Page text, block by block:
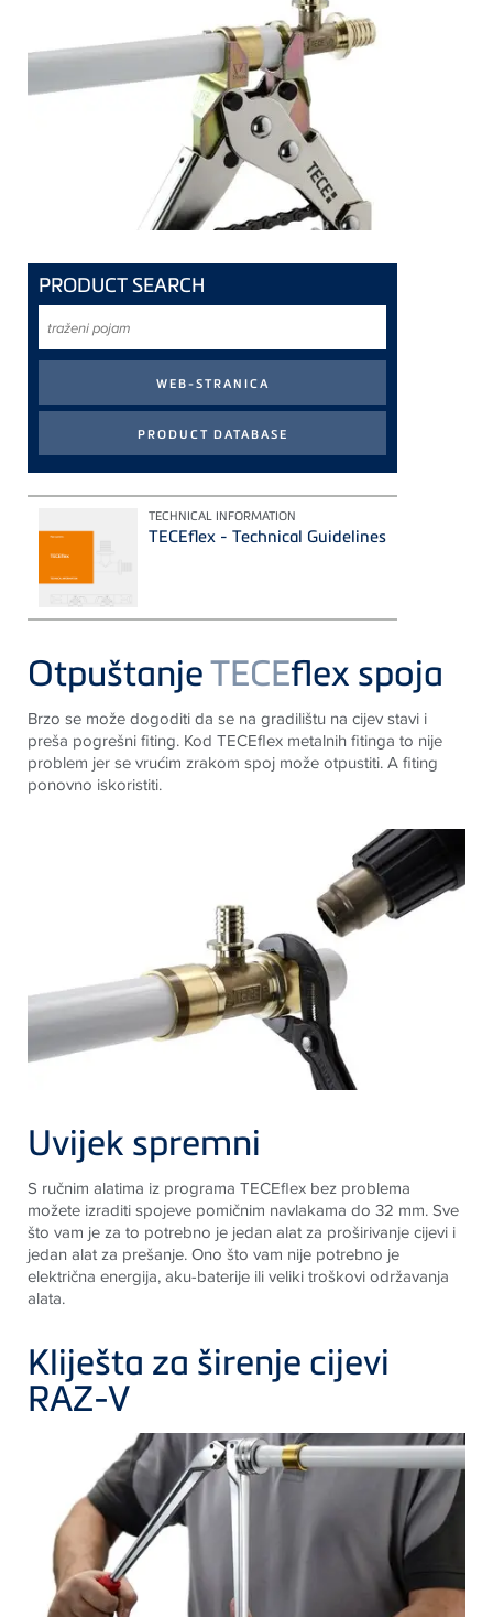
PRODUCT SEARCH
pojam
TECHNICAL INFORMATION
TECEflex - Technical Guidelines
OtpuštanjeTECEflex spoja
Brzo se može dogoditi da se na gradilištu na cijev stavi i
preša pogrešni fiting. Kod TECEflex metalnih fitinga to nije
problem jer se vrućim zrakom spoj može otpustiti. A fiting
ponovno iskoristiti.
Uvijek spremni
S ručnim alatima iz programa TECEflex bez problema
možete izraditi spojeve pomičnim navlakama do 32 mm. Sve
što vam je za to potrebno je jedan alat za proširivanje cijevi i
jedan alat za prešanje. Ono što vam nije potrebno je
električna energija, aku-baterije ili veliki troškovi održavanja
alata.
Kliješta za širenje cijevi
RAZ-V